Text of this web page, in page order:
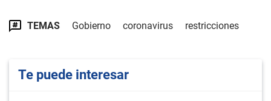
TEMAS Gobierno coronavirus restricciones
Te puede interesar